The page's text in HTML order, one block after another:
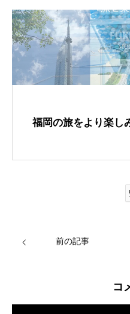
c
e
b
o
o
tt
er
er
e
st
福岡の旅をより楽し
前の記事
コ